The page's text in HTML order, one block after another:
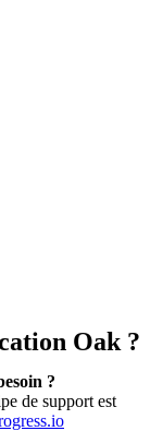
Oak ?
?
de support est